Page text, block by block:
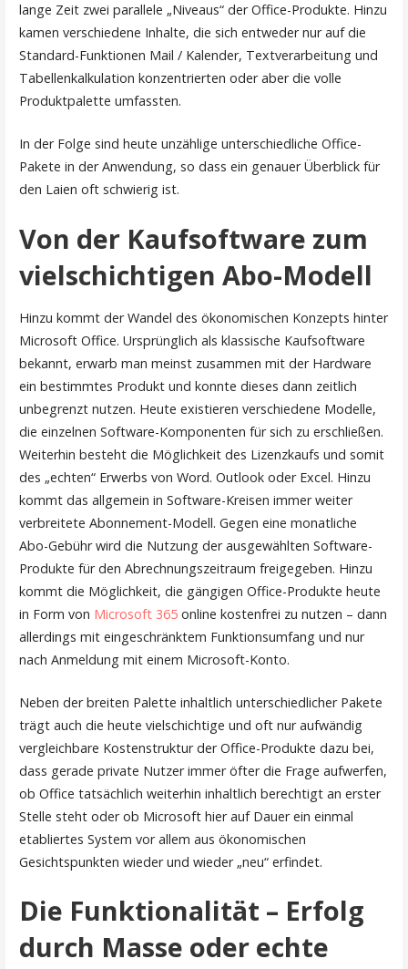
lange Zeit zwei parallele „Niveaus“ der Office-Produkte. Hinzu
kamen verschiedene Inhalte, die sich entweder nur auf die
Standard-Funktionen Mail / Kalender, Textverarbeitung und
Tabellenkalkulation konzentrierten oder aber die volle
Produktpalette umfassten.
In der Folge sind heute unzählige unterschiedliche Office-
Pakete in der Anwendung, so dass ein genauer Überblick für
den Laien oft schwierig ist.
Von der Kaufsoftware zum
vielschichtigen Abo-Modell
Hinzu kommt der Wandel des ökonomischen Konzepts hinter
Microsoft Office. Ursprünglich als klassische Kaufsoftware
bekannt, erwarb man meinst zusammen mit der Hardware
ein bestimmtes Produkt und konnte dieses dann zeitlich
unbegrenzt nutzen. Heute existieren verschiedene Modelle,
die einzelnen Software-Komponenten für sich zu erschließen.
Weiterhin besteht die Möglichkeit des Lizenzkaufs und somit
des „echten“ Erwerbs von Word. Outlook oder Excel. Hinzu
kommt das allgemein in Software-Kreisen immer weiter
verbreitete Abonnement-Modell. Gegen eine monatliche
Abo-Gebühr wird die Nutzung der ausgewählten Software-
Produkte für den Abrechnungszeitraum freigegeben. Hinzu
kommt die Möglichkeit, die gängigen Office-Produkte heute
in Form von Microsoft 365online kostenfrei zu nutzen – dann
allerdings mit eingeschränktem Funktionsumfang und nur
nach Anmeldung mit einem Microsoft-Konto.
Neben der breiten Palette inhaltlich unterschiedlicher Pakete
trägt auch die heute vielschichtige und oft nur aufwändig
vergleichbare Kostenstruktur der Office-Produkte dazu bei,
dass gerade private Nutzer immer öfter die Frage aufwerfen,
ob Office tatsächlich weiterhin inhaltlich berechtigt an erster
Stelle steht oder ob Microsoft hier auf Dauer ein einmal
etabliertes System vor allem aus ökonomischen
Gesichtspunkten wieder und wieder „neu“ erfindet.
Die Funktionalität – Erfolg
durch Masse oder echte